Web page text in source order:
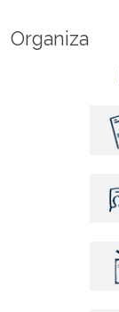
Organiza